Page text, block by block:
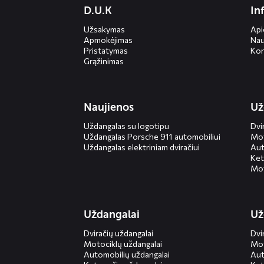
D.U.K
Užsakymas
Apmokėjimas
Pristatymas
Grąžinimas
Naujienos
Uždangalas su logotipu
Uždangalas Porsche 911 automobiliui
Uždangalas elektriniam dviračiui
Uždangalai
Dviračių uždangalai
Motociklų uždangalai
Automobilių uždangalai